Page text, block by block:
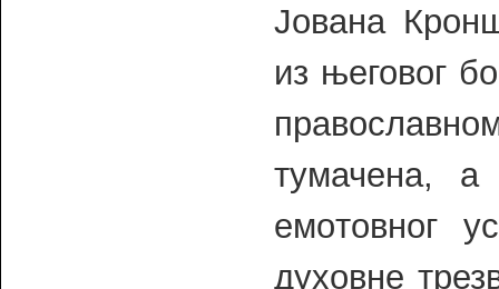
Јована
из његовог
тумачена, а
емoтовног
духовне